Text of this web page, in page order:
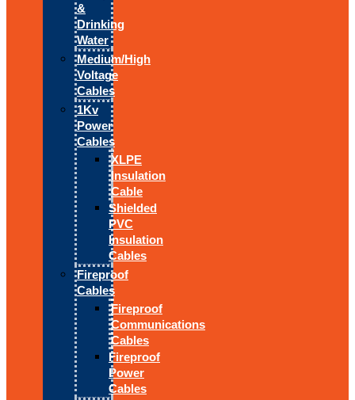
&
Drinking
Water
Medium/High
Voltage
Cables
1Kv
Power
Cables
XLPE
Insulation
Cable
Shielded
PVC
Insulation
Cables
Fireproof
Cables
Fireproof
Communications
Cables
Fireproof
Power
Cables